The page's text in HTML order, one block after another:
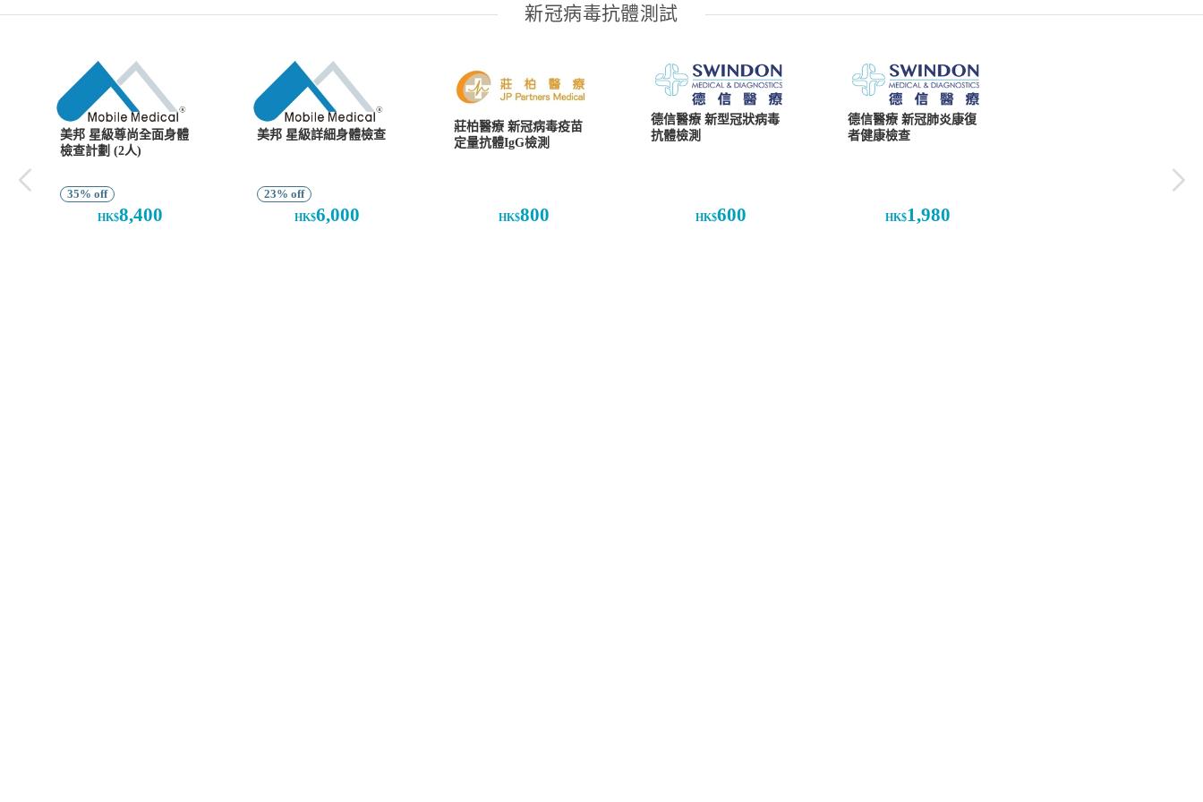
新冠病毒抗體測試
美邦 星級尊尚全面身體
檢查計劃 (2人)
35% off
HK$8,400
美邦 星級詳細身體檢查
23% off
HK$6,000
莊柏醫療 新冠病毒疫苗
定量抗體IgG檢測
HK$800
德信醫療 新型冠狀病毒
抗體檢測
HK$600
德信醫療 新冠肺炎康復
者健康檢查
HK$1,980